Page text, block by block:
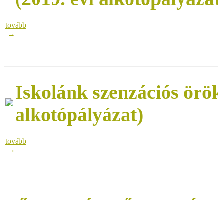
tovább
→
Iskolánk szenzációs
alkotópályázat)
tovább
→